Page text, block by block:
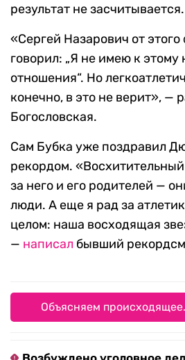
результат не
«Сергей Назарович от этого
говорил: „Я не имею к
отношения“. Но
конечно, в это не верит», —
Богословская.
Сам Бубка уже поздравил
рекордом. «Восхитительный
за него и его родителей —
люди. А еще я рад за
целом: наша восходящая
— написал бывший
Объясняем происходящее.